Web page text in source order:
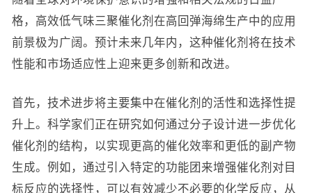
格，高效低气味三聚催化剂在高回弹海绵生产中的应用
前景极为广阔。预计未来几年内，这种催化剂将在技术
性能和市场适应性上迎来更多创新和改进。
首先，技术进步将主要集中在催化剂的活性和选择性提
升上。科学家们正在研究如何通过分子设计进一步优化
催化剂的结构，以实现更高的催化效率和更低的副产物
生成。例如，通过引入特定的功能团来增强催化剂对目
标反应的选择性，可以有效减少不必要的化学反应，从